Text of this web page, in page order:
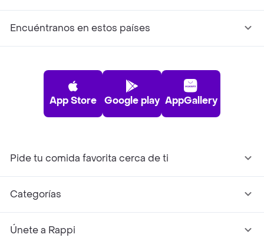
Encuéntranos en estos países
App Store Google play AppGallery
Pide tu comida favorita cerca de ti
Categorías
Únete a Rappi